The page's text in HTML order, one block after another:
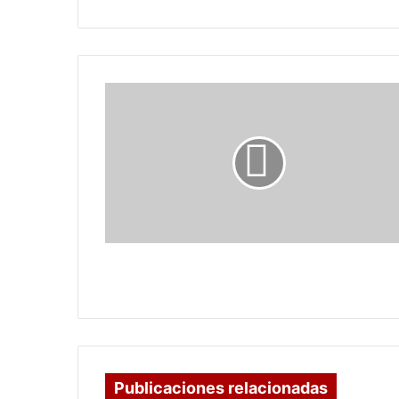
Publicaciones relacionadas